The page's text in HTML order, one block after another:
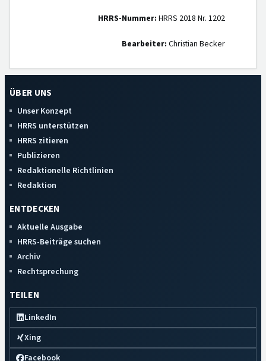
HRRS-Nummer: HRRS 2018 Nr. 1202
Bearbeiter: Christian Becker
ÜBER UNS
Unser Konzept
HRRS unterstützen
HRRS zitieren
Publizieren
Redaktionelle Richtlinien
Redaktion
ENTDECKEN
Aktuelle Ausgabe
HRRS-Beiträge suchen
Archiv
Rechtsprechung
TEILEN
LinkedIn
Xing
Facebook